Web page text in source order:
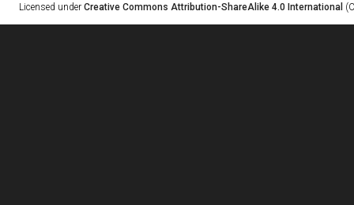
Licensed under Creative Commons Attribution-ShareAlike 4.0 International